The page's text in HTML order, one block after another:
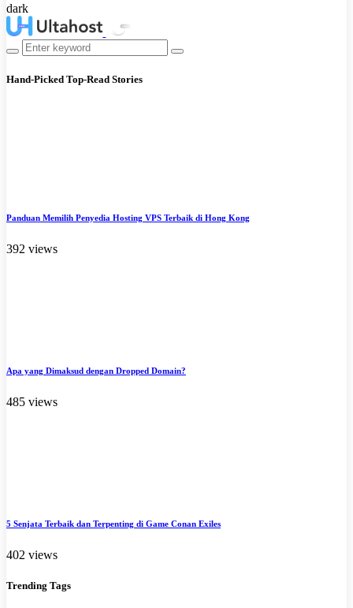
dark
Hand-Picked Top-Read Stories
Panduan Memilih Penyedia Hosting VPS Terbaik di Hong Kong
392 views
Apa yang Dimaksud dengan Dropped Domain?
485 views
5 Senjata Terbaik dan Terpenting di Game Conan Exiles
402 views
Trending Tags